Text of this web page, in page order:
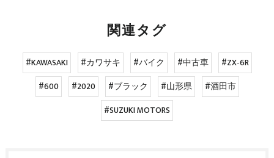
関連タグ
#KAWASAKI #カワサキ #バイク #中古車
#ZX‐6R
#600
#2020 #ブラック #山形県
#酒田市
#SUZUKI MOTORS